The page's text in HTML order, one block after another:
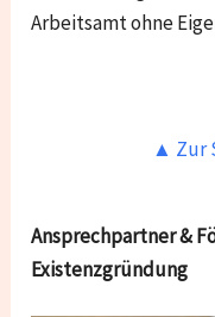
Arbeitsamt ohne
▲ Zur
Ansprechpartner &
Existenzgründung